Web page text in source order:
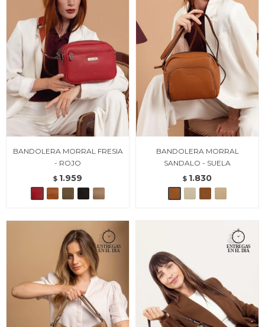
BANDOLERA MORRAL FRESIA
- ROJO
$ 1.959
BANDOLERA MORRAL
SANDALO - SUELA
$ 1.830